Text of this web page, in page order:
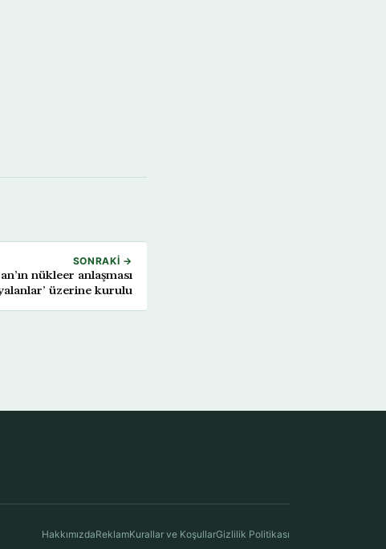
SONRAKI →
nükleer anlaşması
üzerine kurulu
HakkımızdaReklamKurallar ve KoşullarGizlilik Politikası